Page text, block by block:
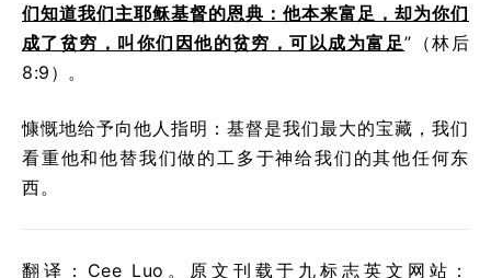
们知道我们主耶稣基督的恩典：他本来富足，却为你们
成了贫穷，叫你们因他的贫穷，可以成为富足”（林后
8:9）。
慷慨地给予向他人指明：基督是我们最大的宝藏，我们
看重他和他替我们做的工多于神给我们的其他任何东
西。
翻译：Cee Luo。原文刊载于九标志英文网站：